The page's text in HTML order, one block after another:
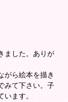
ました。ありが
がら絵本を描き
みて下さい。子
います。